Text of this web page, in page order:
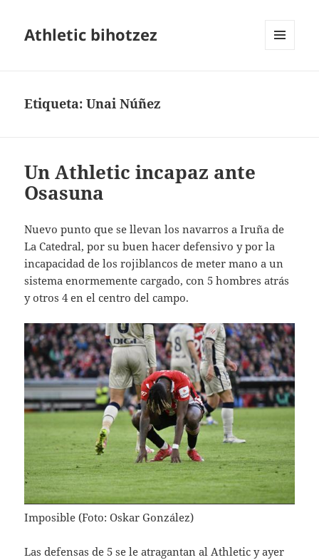
Athletic bihotzez
Etiqueta:Unai Núñez
Un Athletic incapaz ante
Osasuna
Nuevo punto que se llevan los navarros a Iruña de
La Catedral, por su buen hacer defensivo y por la
incapacidad de los rojiblancos de meter mano a un
sistema enormemente cargado, con 5 hombres atrás
y otros 4 en el centro del campo.
Imposible (Foto: Oskar González)
Las defensas de 5 se le atragantan al Athletic y ayer